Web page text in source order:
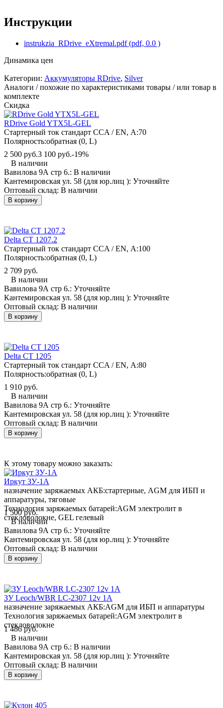
Инструкции
instrukzia_RDrive_eXtremal.pdf (pdf, 0.0 )
Динамика цен
Категории: Аккумуляторы RDrive, Silver
Аналоги / похожие по характеристиками товары / или товар в
комплекте
Скидка
RDrive Gold YTX5L-GEL
Стартерный ток стандарт CCA / EN, А:70
Полярность:обратная (0, L)
2 500 руб.3 100 руб.-19%
В наличии
Вавилова 9А стр 6.: В наличии
Кантемировская ул. 58 (для юр.лиц ): Уточняйте
Оптовый склад: В наличии
В корзину
Delta CT 1207.2
Стартерный ток стандарт CCA / EN, А:100
Полярность:обратная (0, L)
2 709 руб.
В наличии
Вавилова 9А стр 6.: Уточняйте
Кантемировская ул. 58 (для юр.лиц ): Уточняйте
Оптовый склад: В наличии
В корзину
Delta CT 1205
Стартерный ток стандарт CCA / EN, А:80
Полярность:обратная (0, L)
1 910 руб.
В наличии
Вавилова 9А стр 6.: Уточняйте
Кантемировская ул. 58 (для юр.лиц ): Уточняйте
Оптовый склад: В наличии
В корзину
К этому товару можно заказать:
Иркут ЗУ-1А
назначение заряжаемых АКБ:стартерные, AGM для ИБП и
аппаратуры, тяговые
Технология заряжаемых батарей:AGM электролит в
стекловолокне, GEL гелевый
1 500 руб.
В наличии
Вавилова 9А стр 6.: Уточняйте
Кантемировская ул. 58 (для юр.лиц ): Уточняйте
Оптовый склад: В наличии
В корзину
ЗУ Leoch/WBR LC-2307 12v 1A
назначение заряжаемых АКБ:AGM для ИБП и аппаратуры
Технология заряжаемых батарей:AGM электролит в
стекловолокне
1 486 руб.
В наличии
Вавилова 9А стр 6.: В наличии
Кантемировская ул. 58 (для юр.лиц ): Уточняйте
Оптовый склад: В наличии
В корзину